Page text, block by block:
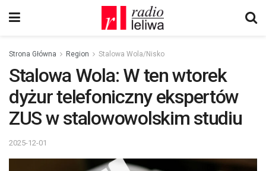
Strona Główna Region Stalowa Wola/Nisko
Stalowa Wola: W ten wtorek
dyżur telefoniczny ekspertów
ZUS w stalowowolskim studiu
2025-12-01